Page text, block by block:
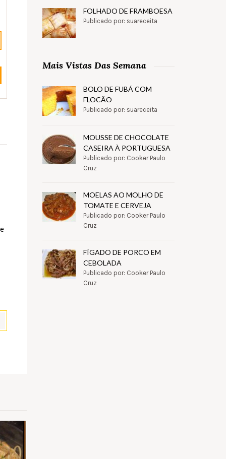
FOLHADO DE FRAMBOESA
Publicado por: suareceita
Mais Vistas Das Semana
BOLO DE FUBÁ COM
FLOCÃO
Publicado por: suareceita
MOUSSE DE CHOCOLATE
CASEIRA À PORTUGUESA
Publicado por: Cooker Paulo
Cruz
MOELAS AO MOLHO DE
TOMATE E CERVEJA
Publicado por: Cooker Paulo
Cruz
FÍGADO DE PORCO EM
CEBOLADA
Publicado por: Cooker Paulo
Cruz